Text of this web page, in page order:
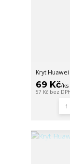
Kryt
69 Kč/ks
57 Kč bez